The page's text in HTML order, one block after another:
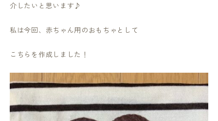
介したいと思います♪
私は今回、赤ちゃん用のおもちゃとして
こちらを作成しました！